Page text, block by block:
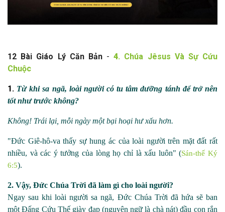
12 Bài Giáo Lý Căn Bản-4. Chúa Jêsus Và Sự Cứu
Chuộc
1. Từ khi sa ngã, loài người có tu tâm dưỡng tánh để trở nên
tốt như trước không?
Không! Trái lại, mỗi ngày một bại hoại hư xấu hơn.
"Đức Giê-hô-va thấy sự hung ác của loài người trên mặt đất rất
nhiều, và các ý tưởng của lòng họ chỉ là xấu luôn" (Sán-thế Ký
6:5).
2. Vậy, Đức Chúa Trời đã làm gì cho loài người?
Ngay sau khi loài người sa ngã, Đức Chúa Trời đã hứa sẽ ban
một Đấng Cứu Thế giày đạp (nguyên ngữ là chà nát) đầu con rắn